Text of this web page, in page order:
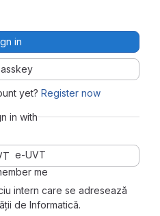
intern care se adresează
de Informatică.
in
yet? Register now
in with
e-UVT
me